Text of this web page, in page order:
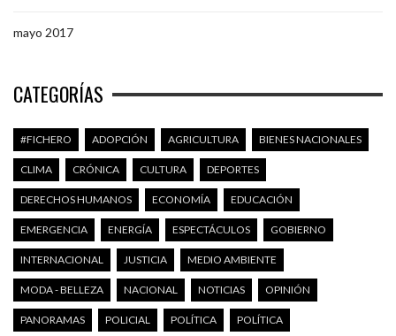
mayo 2017
CATEGORÍAS
#FICHERO ADOPCIÓN AGRICULTURA BIENES NACIONALES
CLIMA CRÓNICA CULTURA DEPORTES
DERECHOS HUMANOS ECONOMÍA EDUCACIÓN
EMERGENCIA ENERGÍA ESPECTÁCULOS GOBIERNO
INTERNACIONAL JUSTICIA MEDIO AMBIENTE
MODA - BELLEZA NACIONAL NOTICIAS OPINIÓN
PANORAMAS POLICIAL POLÍTICA POLÍTICA